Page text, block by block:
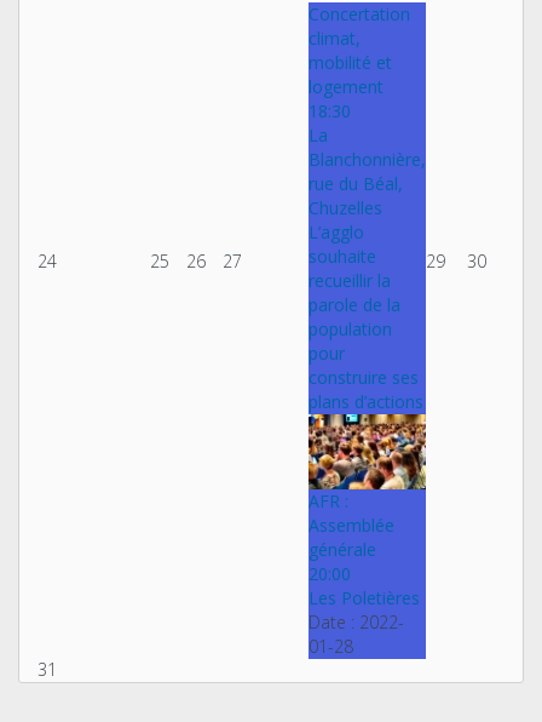
24 25 26 27
Concertation
climat,
mobilité et
logement
18:30
La
Blanchonnière,
rue du Béal,
Chuzelles
L’agglo
souhaite
recueillir la
parole de la
population
pour
construire ses
plans d’actions
AFR :
Assemblée
générale
20:00
Les Poletières
Date : 2022-
01-28
29 30
31